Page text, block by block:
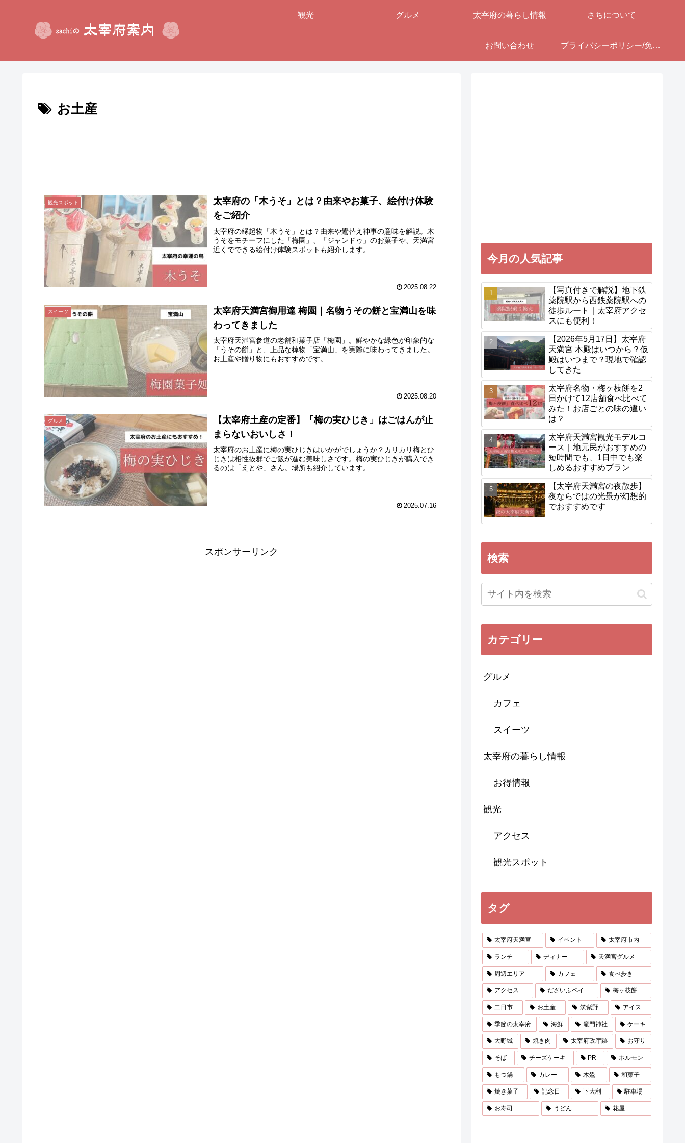
観光 グルメ 太宰府の暮らし情報 さちについて
お問い合わせ プライバシーポリシー/免責事項
お土産
観光スポット
太宰府の「木うそ」とは？由来やお菓子、絵付け体験
をご紹介
太宰府の縁起物「木うそ」とは？由来や鷽替え神事の意味を解説。木
うそをモチーフにした「梅園」、「ジャンドゥ」のお菓子や、天満宮
近くでできる絵付け体験スポットも紹介します。
2025.08.22
スイーツ
太宰府天満宮御用達 梅園｜名物うその餅と宝満山を味
わってきました
太宰府天満宮参道の老舗和菓子店「梅園」。鮮やかな緑色が印象的な
「うその餅」と、上品な棹物「宝満山」を実際に味わってきました。
お土産や贈り物にもおすすめです。
2025.08.20
グルメ
【太宰府土産の定番】「梅の実ひじき」はごはんが止
まらないおいしさ！
太宰府のお土産に梅の実ひじきはいかがでしょうか？カリカリ梅とひ
じきは相性抜群でご飯が進む美味しさです。梅の実ひじきが購入でき
るのは「えとや」さん。場所も紹介しています。
2025.07.16
スポンサーリンク
今月の人気記事
【写真付きで解説】地下鉄
薬院駅から西鉄薬院駅への
徒歩ルート｜太宰府アクセ
スにも便利！
【2026年5月17日】太宰府
天満宮 本殿はいつから？仮
殿はいつまで？現地で確認
してきた
太宰府名物・梅ヶ枝餅を2
日かけて12店舗食べ比べて
みた！お店ごとの味の違い
は？
太宰府天満宮観光モデルコ
ース｜地元民がおすすめの
短時間でも、1日中でも楽
しめるおすすめプラン
【太宰府天満宮の夜散歩】
夜ならではの光景が幻想的
でおすすめです
検索
カテゴリー
グルメ
カフェ
スイーツ
太宰府の暮らし情報
お得情報
観光
アクセス
観光スポット
タグ
太宰府天満宮 イベント 太宰府市内
ランチ ディナー 天満宮グルメ
周辺エリア カフェ 食べ歩き
アクセス だざいふペイ 梅ヶ枝餅
二日市 お土産 筑紫野 アイス
季節の太宰府 海鮮 竈門神社 ケーキ
大野城 焼き肉 太宰府政庁跡 お守り
そば チーズケーキ PR ホルモン
もつ鍋 カレー 木鷽 和菓子
焼き菓子 記念日 下大利 駐車場
お寿司 うどん 花屋